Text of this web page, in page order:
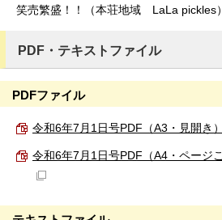
笑売繁盛！！（本荘地域 LaLa pickles）
PDF・テキストファイル
PDFファイル
令和6年7月1日号PDF（A3・見開き
令和6年7月1日号PDF（A4・ページ